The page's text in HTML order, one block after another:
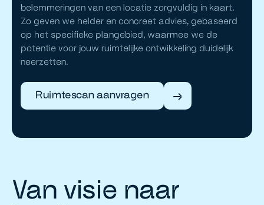
belemmeringen van een locatie zorgvuldig in kaart.
Zo geven we helder en concreet advies, gebaseerd
op het specifieke plangebied, waarmee we de
potentie voor jouw ruimtelijke ontwikkeling duidelijk
neerzetten.
Ruimtescan aanvragen
Van visie naar